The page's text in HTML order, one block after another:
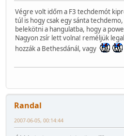
Végre volt időm a F3 techdemót
túl is hogy csak egy sánta
belekötni a hangulatba, hogy a
Nagyon zsír lett volna! reméljük
hozzák a Bethesdánál, vagy
Randal
2007-06-05, 00:14:44